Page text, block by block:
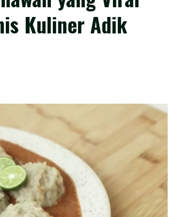
Kuliner Adik